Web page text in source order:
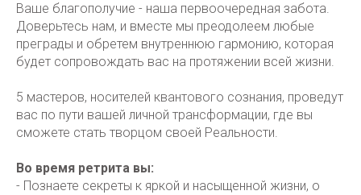
Ваше благополучие - наша первоочередная забота.
Доверьтесь нам, и вместе мы преодолеем любые
преграды и обретем внутреннюю гармонию, которая
будет сопровождать вас на протяжении всей жизни.
5 мастеров, носителей квантового сознания, проведут
вас по пути вашей личной трансформации, ‌где вы
сможете стать творцом своей Реальности.
Во время ретрита вы:
- Познаете секреты к яркой и насыщенной жизни, о